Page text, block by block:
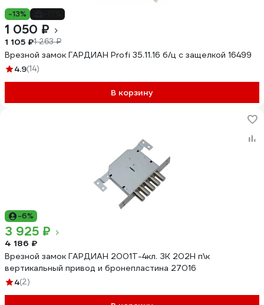
-13%
1 050 ₽
1 105 ₽1 263 ₽
Врезной замок ГАРДИАН Profi 35.11.16 б/ц с защелкой 16499
4.9(14)
В корзину
-6%
3 925 ₽
4 186 ₽
Врезной замок ГАРДИАН 2001Т-4кл. ЗК 202Н п\к
вертикальный привод и бронепластина 27016
4(2)